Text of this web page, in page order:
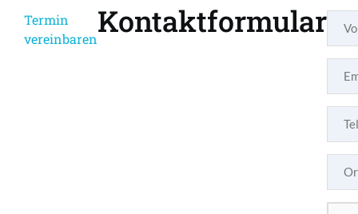
Termin
vereinbarenKontaktformular